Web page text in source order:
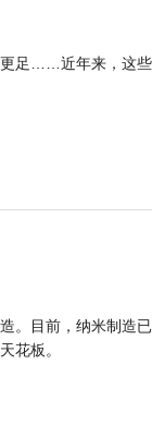
更足……近年来，这
。目前，纳米制造
花板。